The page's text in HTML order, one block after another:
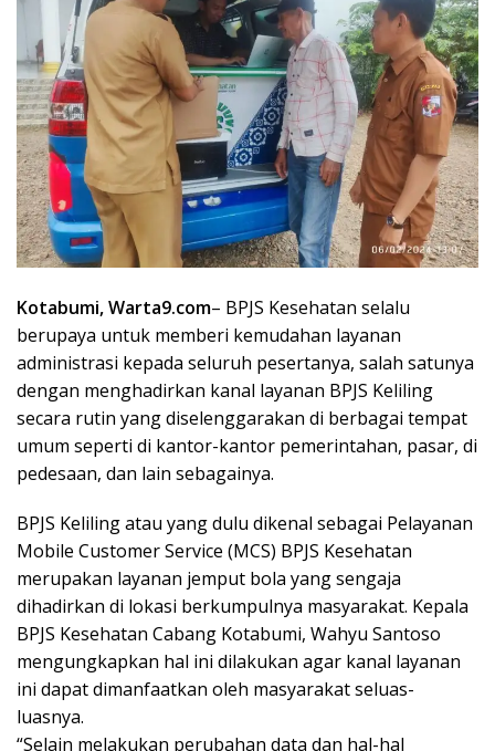
Kotabumi, Warta9.com– BPJS Kesehatan selalu
berupaya untuk memberi kemudahan layanan
administrasi kepada seluruh pesertanya, salah satunya
dengan menghadirkan kanal layanan BPJS Keliling
secara rutin yang diselenggarakan di berbagai tempat
umum seperti di kantor-kantor pemerintahan, pasar, di
pedesaan, dan lain sebagainya.
BPJS Keliling atau yang dulu dikenal sebagai Pelayanan
Mobile Customer Service (MCS) BPJS Kesehatan
merupakan layanan jemput bola yang sengaja
dihadirkan di lokasi berkumpulnya masyarakat. Kepala
BPJS Kesehatan Cabang Kotabumi, Wahyu Santoso
mengungkapkan hal ini dilakukan agar kanal layanan
ini dapat dimanfaatkan oleh masyarakat seluas-
luasnya.
“Selain melakukan perubahan data dan hal-hal